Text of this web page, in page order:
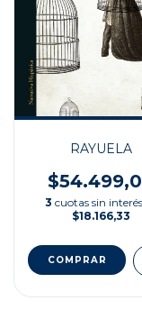
RAYUELA
3 cuotas sin
$18.166,33